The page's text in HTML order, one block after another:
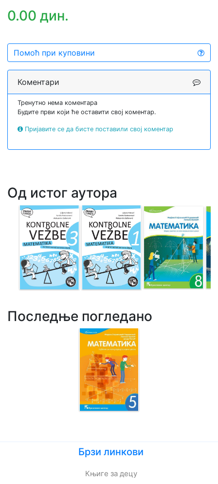
0.00 дин.
Помоћ при куповини
Коментари
Тренутно нема коментара
Будите први који ће оставити свој коментар.
Пријавите се да бисте поставили свој коментар
Од истог аутора
Последње погледано
Брзи линкови
Књиге за децу